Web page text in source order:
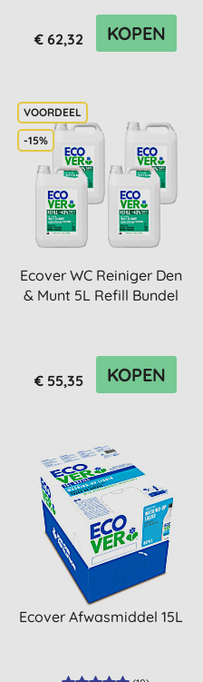
€ 62,32 KOPEN
-15%
Ecover WC Reiniger Den
& Munt 5L Refill Bundel
€ 55,35 KOPEN
Ecover Afwasmiddel 15L